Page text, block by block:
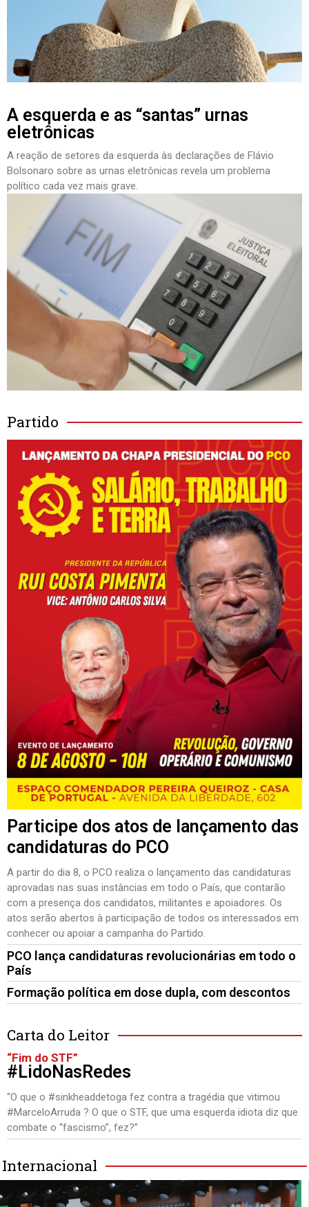
A esquerda e as “santas” urnas
eletrônicas
A reação de setores da esquerda às declarações de Flávio
Bolsonaro sobre as urnas eletrônicas revela um problema
político cada vez mais grave.
Partido
Participe dos atos de lançamento das
candidaturas do PCO
A partir do dia 8, o PCO realiza o lançamento das candidaturas
aprovadas nas suas instâncias em todo o País, que contarão
com a presença dos candidatos, militantes e apoiadores. Os
atos serão abertos à participação de todos os interessados em
conhecer ou apoiar a campanha do Partido.
PCO lança candidaturas revolucionárias em todo o
País
Formação política em dose dupla, com descontos
Carta do Leitor
“Fim do STF”
#LidoNasRedes
“O que o #sinkheaddetoga fez contra a tragédia que vitimou
#MarceloArruda ? O que o STF, que uma esquerda idiota diz que
combate o “fascismo”, fez?”
Internacional